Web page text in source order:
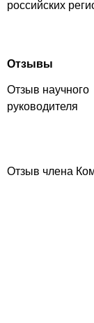
российских
Отзывы
Отзыв научного
руководителя
Отзыв члена